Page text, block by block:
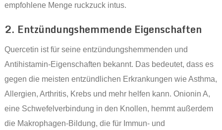
empfohlene Menge ruckzuck intus.
2. Entzündungshemmende Eigenschaften
Quercetin ist für seine entzündungshemmenden und
Antihistamin-Eigenschaften bekannt. Das bedeutet, dass es
gegen die meisten entzündlichen Erkrankungen wie Asthma,
Allergien, Arthritis, Krebs und mehr helfen kann. Onionin A,
eine Schwefelverbindung in den Knollen, hemmt außerdem
die Makrophagen-Bildung, die für Immun- und